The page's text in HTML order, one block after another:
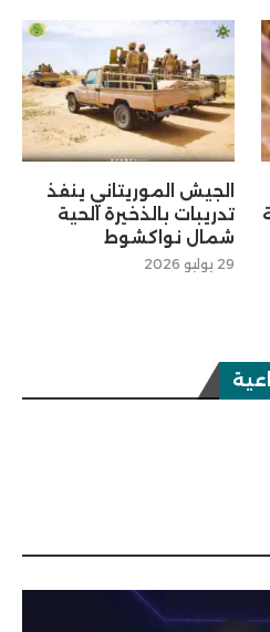
الجيش الموريتاني ينفذ
تدريبات بالذخيرة الحية
شمال نواكشوط
29 يوليو 2026